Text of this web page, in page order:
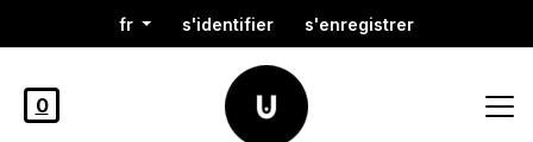
fr s'identifier s'enregistrer
0